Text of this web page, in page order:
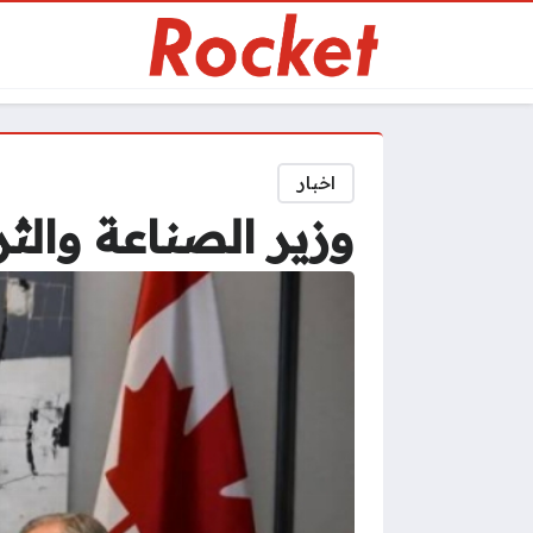
اخبار
وزير الصناعة